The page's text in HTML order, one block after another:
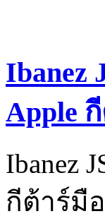
Ibanez
Apple
Ibanez
กีต้าร์มื